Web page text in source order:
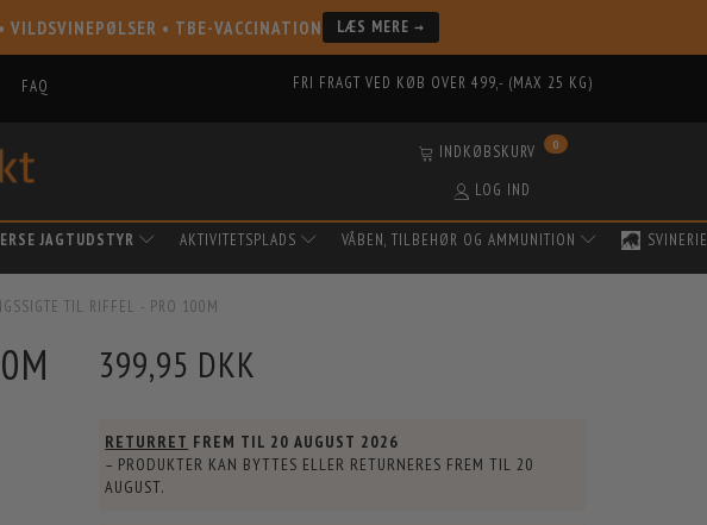
VILDSVINEPØLSER • TBE-VACCINATION LÆS MERE →
FAQ FRI FRAGT VED KØB OVER 499,- (MAX 25 KG)
INDKØBSKURV 0
LOG IND
JAGTUDSTYR AKTIVITETSPLADS VÅBEN, TILBEHØR OG AMMUNITION
TIL RIFFEL - PRO 100M
399,95 DKK
RETURRET FREM TIL 20 AUGUST 2026
– PRODUKTER KAN BYTTES ELLER RETURNERES FREM TIL20
AUGUST.